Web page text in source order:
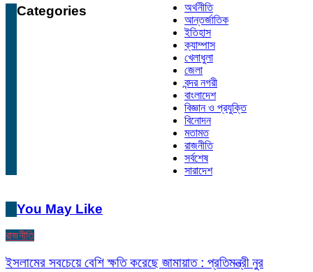
Categories
অর্থনীতি
আন্তর্জাতিক
ইতিহাস
ক্যাম্পাস
খেলাধুলা
জেলা
বন্দর নগরী
বাংলাদেশ
বিজ্ঞান ও প্রযুক্তি
বিনোদন
মতামত
রাজনীতি
সর্বশেষ
সারাদেশ
You May Like
রাজনীতি
ইসলামের সবচেয়ে বেশি ক্ষতি করেছে জামায়াত : প্রতিমন্ত্রী নুর